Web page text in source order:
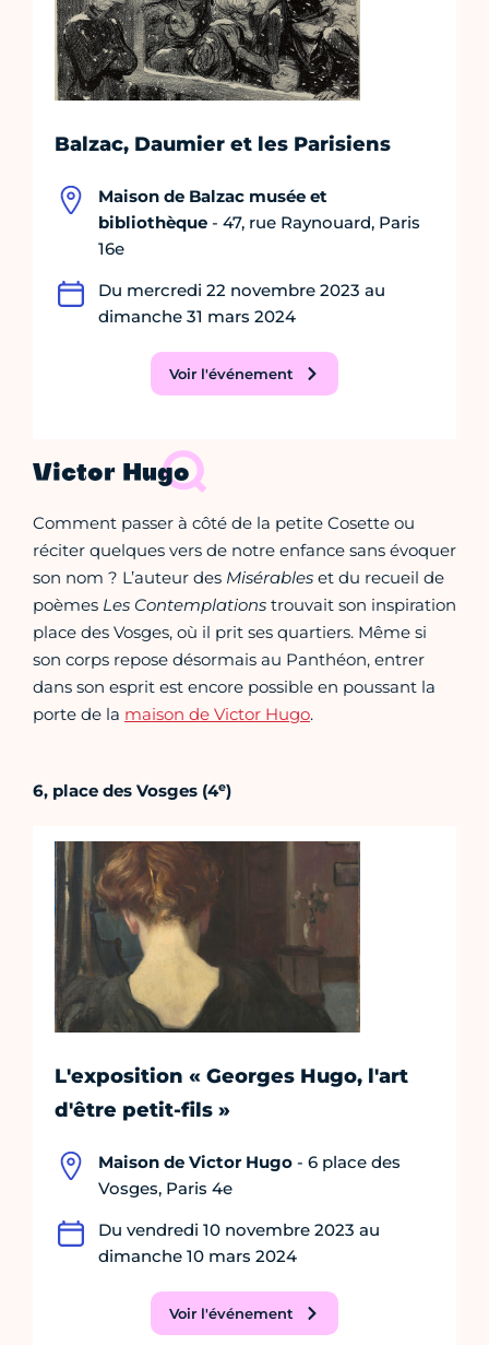
Balzac, Daumier et les Parisiens
Maison de Balzac musée et
bibliothèque - 47, rue Raynouard, Paris
16e
Du mercredi 22 novembre 2023 au
dimanche 31 mars 2024
Voir l'événement
Victor Hugo
Comment passer à côté de la petite Cosette ou
réciter quelques vers de notre enfance sans évoquer
son nom ? L’auteur des Misérables et du recueil de
poèmes Les Contemplations trouvait son inspiration
place des Vosges, où il prit ses quartiers. Même si
son corps repose désormais au Panthéon, entrer
dans son esprit est encore possible en poussant la
porte de la maison de Victor Hugo.
6, place des Vosges (4e)
L'exposition « Georges Hugo, l'art
d'être petit-fils »
Maison de Victor Hugo - 6 place des
Vosges, Paris 4e
Du vendredi 10 novembre 2023 au
dimanche 10 mars 2024
Voir l'événement